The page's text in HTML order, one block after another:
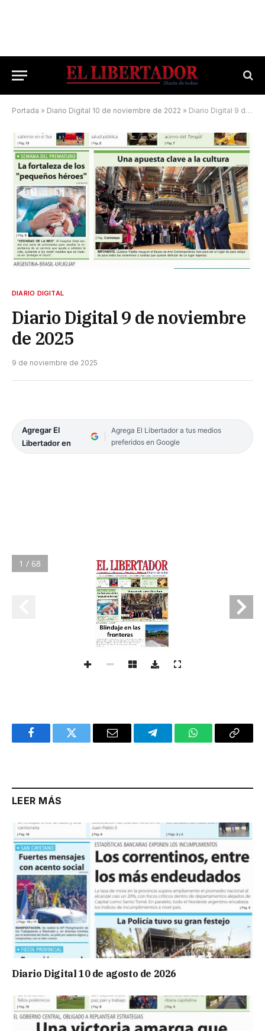
Portada » Diario Digital 10 de noviembre de 2022 » Diario Digital 9 de noviembre de 2025
DIARIO DIGITAL
Diario Digital 9 de noviembre
de 2025
9 de noviembre de 2025
Agregar El
Libertador en
Agrega El Libertador a tus medios
preferidos en Google
1 / 68
FacebookTwitter Email TelegramWhatsAppCopy
LEER MÁS
Diario Digital 10 de agosto de 2026